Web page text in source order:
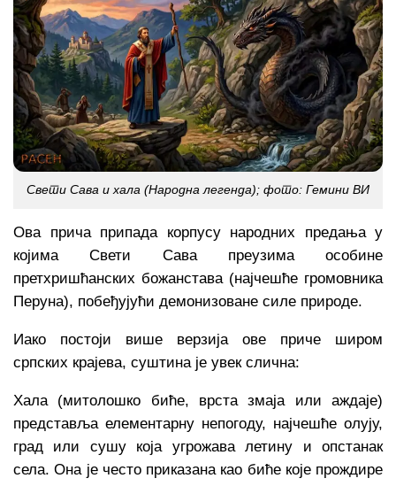
Свети Сава и хала (Народна легенда); фото: Гемини ВИ
Ова прича припада корпусу народних предања у
којима Свети Сава преузима особине
претхришћанских божанстава (најчешће громовника
Перуна), побеђујући демонизоване силе природе.
Иако постоји више верзија ове приче широм
српских крајева, суштина је увек слична:
Хала (митолошко биће, врста змаја или аждаје)
представља елементарну непогоду, најчешће олују,
град или сушу која угрожава летину и опстанак
села. Она је често приказана као биће које прождире